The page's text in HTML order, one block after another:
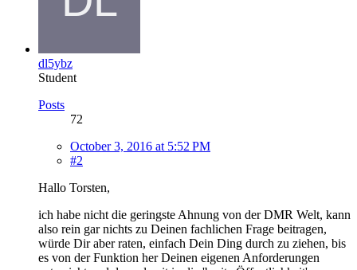
dl5ybz
Student
Posts
72
October 3, 2016 at 5:52 PM
#2
Hallo Torsten,
ich habe nicht die geringste Ahnung von der DMR Welt, kann
also rein gar nichts zu Deinen fachlichen Frage beitragen,
würde Dir aber raten, einfach Dein Ding durch zu ziehen, bis
es von der Funktion her Deinen eigenen Anforderungen